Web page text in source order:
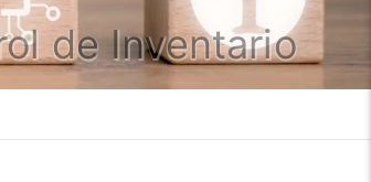
de Inventario